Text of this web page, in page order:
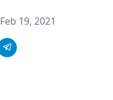
Feb 19, 2021